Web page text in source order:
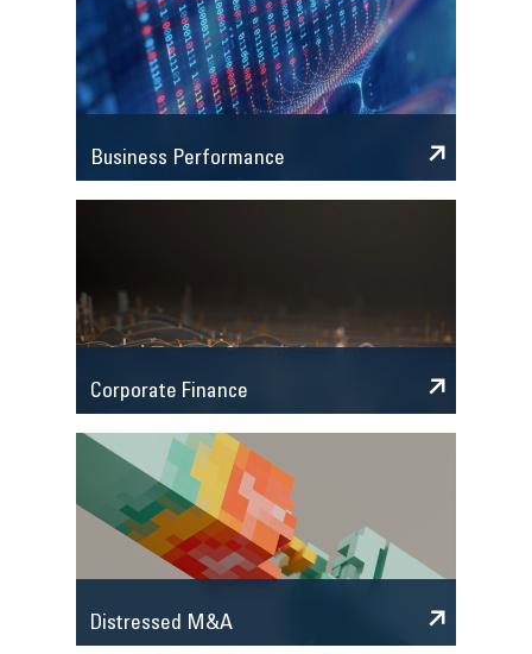
Business Performance
Corporate Finance
Distressed M&A